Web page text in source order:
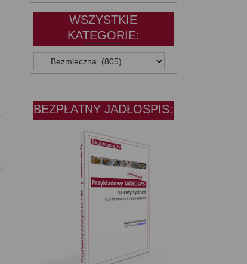
WSZYSTKIE
KATEGORIE:
WSZYSTKIE
KATEGORIE:
BEZPŁATNY JADŁOSPIS: